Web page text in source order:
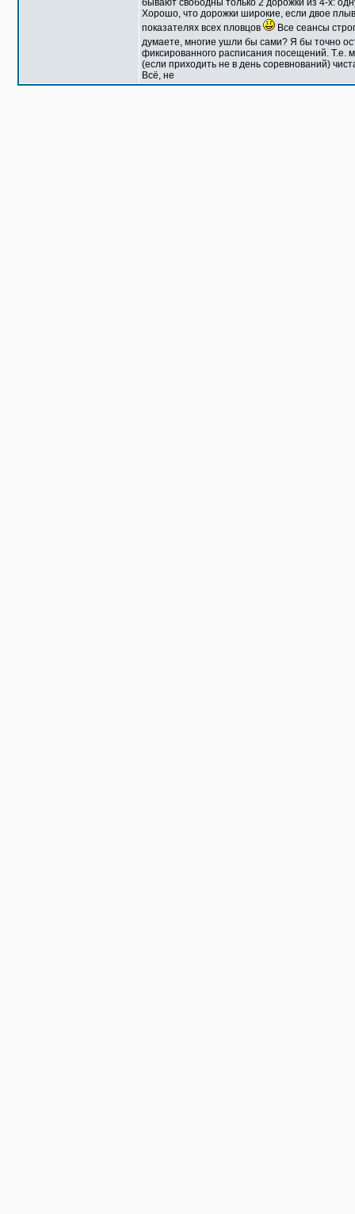
бывают свободны только 2 дорожки из 4-х:
Хорошо, что дорожки широкие, если двое
показателях всех пловцов
Все сеансы
думаете, многие ушли бы сами? Я бы точно
фиксированного расписания посещений. Т.е.
(если приходить не в день соревнований)
Всё, не